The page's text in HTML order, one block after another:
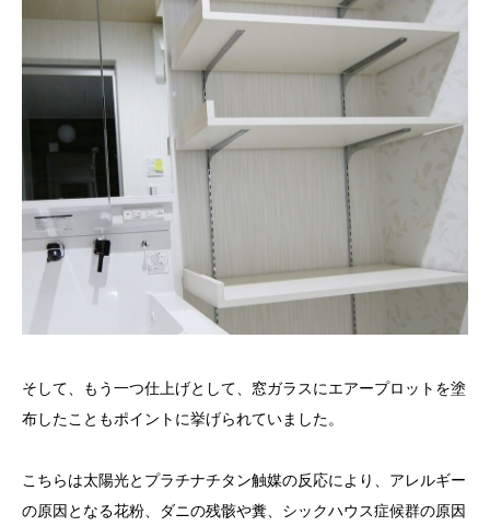
そして、もう一つ仕上げとして、窓ガラスにエアープロットを塗
布したこともポイントに挙げられていました。
こちらは太陽光とプラチナチタン触媒の反応により、アレルギー
の原因となる花粉、ダニの残骸や糞、シックハウス症候群の原因